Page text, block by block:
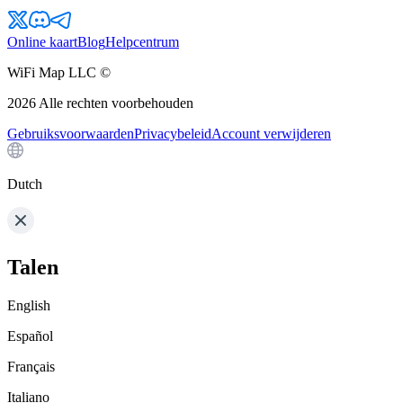
Online kaartBlogHelpcentrum
WiFi Map LLC ©
2026 Alle rechten voorbehouden
GebruiksvoorwaardenPrivacybeleidAccount verwijderen
Dutch
Talen
English
Español
Français
Italiano